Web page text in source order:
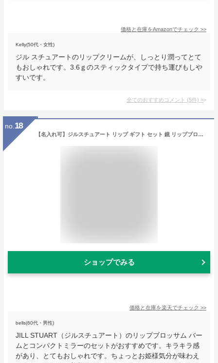
価格と在庫をAmazonでチェック >>
Kelly(50代・女性)
ジル スチュアートのリップクリームが、しっとり潤ってとて
もおしゃれです。3.6ｇのスティックタイプで持ち運びもしや
すいです。
全てのおすすめコメント (5件) >
no. 18
【名入れ可】ジルスチュアート リップ ギフト セット 鏡 リップブロッサム バーム 01＆コンパクトミラー 2 刻印 化粧品 コスメ ギフトセット ポーチ JILLSTUART レディース ブランド 正規品 新品 ホワイトデー お返し プレゼント 女性 誕生日 実用的 デパコス
ショップでみる
価格と在庫を楽天でチェック >>
bells(60代・男性)
JILL STUART（ジルスチュアート）のリップブロッサム バー
ムとコンパクトミラーのセットがおすすめです。キラキラ感
があり、とてもおしゃれです。ちょっとお姫様気分が味わえ